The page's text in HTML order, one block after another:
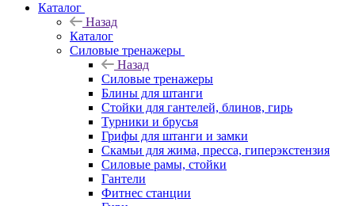
Каталог
Назад
Каталог
Силовые тренажеры
Назад
Силовые тренажеры
Блины для штанги
Стойки для гантелей, блинов, гирь
Турники и брусья
Грифы для штанги и замки
Скамьи для жима, пресса, гиперэкстензия
Силовые рамы, стойки
Гантели
Фитнес станции